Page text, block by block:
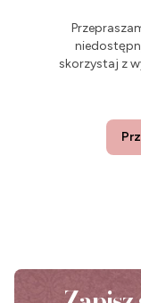
skorzystaj z